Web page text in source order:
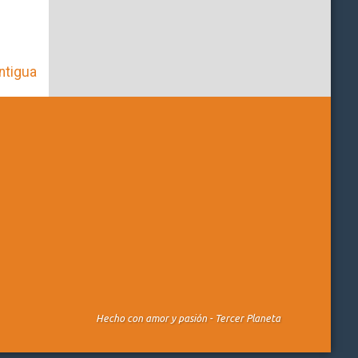
Hecho con amor y pasión - Tercer Planeta